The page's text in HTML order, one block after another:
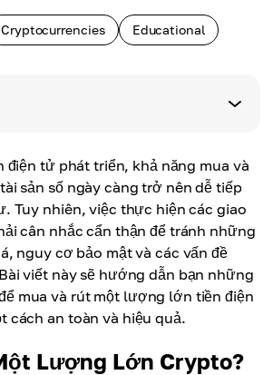
Cryptocurrencies Educational
tử phát triển, khả năng mua và
sản số ngày càng trở nên dễ tiếp
Tuy nhiên, việc thực hiện các giao
cân nhắc cẩn thận để tránh những
nguy cơ bảo mật và các vấn đề
viết này sẽ hướng dẫn bạn những
mua và rút một lượng lớn tiền điện
cách an toàn và hiệu quả.
Lượng Lớn Crypto?